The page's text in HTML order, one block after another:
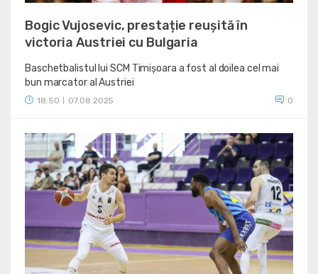
Bogic Vujosevic, prestație reușită în
victoria Austriei cu Bulgaria
Baschetbalistul lui SCM Timișoara a fost al doilea cel mai
bun marcator al Austriei
18:50 07.08.2025 0